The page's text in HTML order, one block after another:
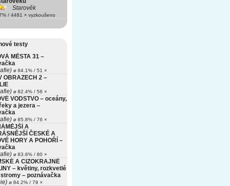
Starověk
/ 4481 × vyzkoušeno
testy
MĚSTA 31 –
ø 84.1% / 51 ×
OBRAZECH 2 –
ø 82.4% / 56 ×
VODSTVO – oceány,
a jezera –
ø 85.8% / 76 ×
A
ČESKÉ A
HORY A POHOŘÍ –
ø 83.6% / 80 ×
A CIZOKRAJNÉ
– květiny, rozkvetlé
stromy – poznávačka
ø 84.2% / 79 ×